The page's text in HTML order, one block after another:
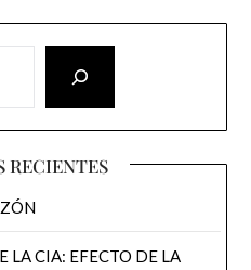
RECIENTES
LA CIA: EFECTO DE LA